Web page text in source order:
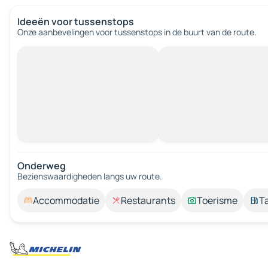
Ideeën voor tussenstops
Onze aanbevelingen voor tussenstops in de buurt van de route.
Onderweg
Bezienswaardigheden langs uw route.
Accommodatie Restaurants Toerisme